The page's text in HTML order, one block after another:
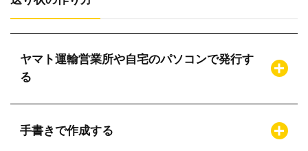
ヤマト運輸営業所や自宅のパソコンで発行す
る
手書きで作成する